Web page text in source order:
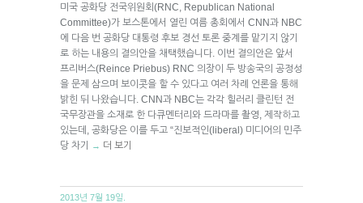
미국 공화당 전국위원회(RNC, Republican National
Committee)가 보스톤에서 열린 여름 총회에서 CNN과 NBC
에 다음 번 공화당 대통령 후보 경선 토론 중계를 맡기지 않기
로 하는 내용의 결의안을 채택했습니다. 이번 결의안은 앞서
프리버스(Reince Priebus) RNC 의장이 두 방송국의 공정성
을 문제 삼으며 보이콧을 할 수 있다고 여러 차례 언론을 통해
밝힌 뒤 나왔습니다. CNN과 NBC는 각각 힐러리 클린턴 전
국무장관을 소재로 한 다큐멘터리와 드라마를 촬영, 제작하고
있는데, 공화당은 이를 두고 “진보적인(liberal) 미디어의 민주
당 차기
→ 더 보기
2013년 7월 19일.